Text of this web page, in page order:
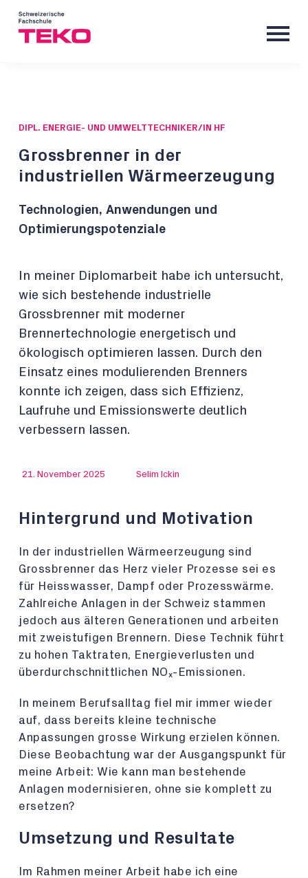
DIPL. ENERGIE- UND UMWELTTECHNIKER/IN HF
Grossbrenner in der
industriellen Wärmeerzeugung
Technologien, Anwendungen und
Optimierungspotenziale
In meiner Diplomarbeit habe ich untersucht,
wie sich bestehende industrielle
Grossbrenner mit moderner
Brennertechnologie energetisch und
ökologisch optimieren lassen. Durch den
Einsatz eines modulierenden Brenners
konnte ich zeigen, dass sich Effizienz,
Laufruhe und Emissionswerte deutlich
verbessern lassen.
21. November 2025 Selim Ickin
Hintergrund und Motivation
In der industriellen Wärmeerzeugung sind
Grossbrenner das Herz vieler Prozesse sei es
für Heisswasser, Dampf oder Prozesswärme.
Zahlreiche Anlagen in der Schweiz stammen
jedoch aus älteren Generationen und arbeiten
mit zweistufigen Brennern. Diese Technik führt
zu hohen Taktraten, Energieverlusten und
überdurchschnittlichen NOₓ-Emissionen.
In meinem Berufsalltag fiel mir immer wieder
auf, dass bereits kleine technische
Anpassungen grosse Wirkung erzielen können.
Diese Beobachtung war der Ausgangspunkt für
meine Arbeit: Wie kann man bestehende
Anlagen modernisieren, ohne sie komplett zu
ersetzen?
Umsetzung und Resultate
Im Rahmen meiner Arbeit habe ich eine